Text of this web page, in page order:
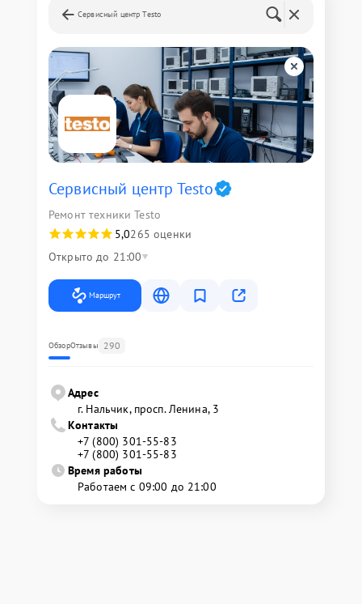
Сервисный центр Testo
Сервисный центр Testo
Ремонт техники Testo
5,0265 оценки
Открыто до 21:00
Маршрут
ОбзорОтзывы 290
Адрес
г. Нальчик, просп. Ленина, 3
Контакты
+7 (800) 301-55-83
+7 (800) 301-55-83
Время работы
Работаем с 09:00 до 21:00